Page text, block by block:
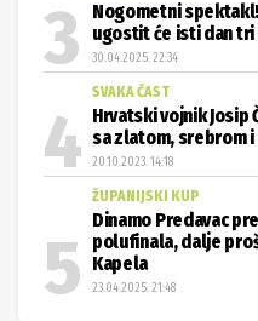
Nogometni
ugostit će isti dan
30.04.2025. 22:34
SVAKA ČAST
Hrvatski vojnik Josip
sa zlatom, srebrom i
20.10.2023. 14:18
ŽUPANIJSKI KUP
Dinamo Predavac
polufinala, dalje
Kapela
23.04.2025. 21:48